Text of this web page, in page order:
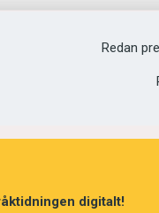
Redan
digitalt!